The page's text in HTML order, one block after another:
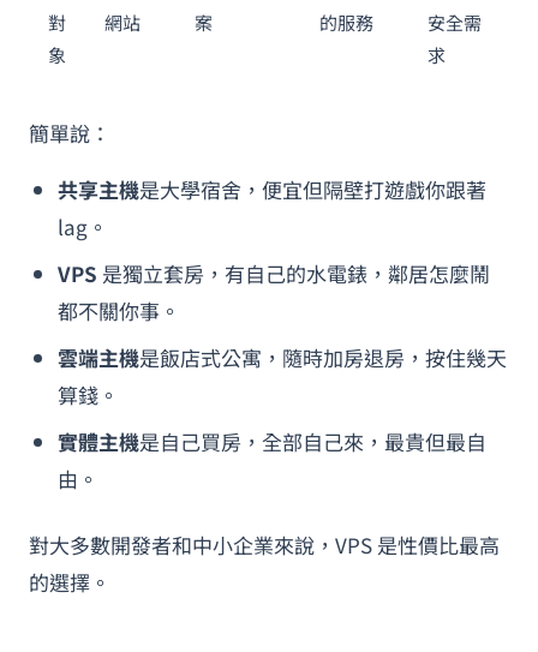
對
象
網站
案
的服務
安全需
求
簡單說：
共享主機是大學宿舍，便宜但隔壁打遊戲你跟著
lag。
VPS 是獨立套房，有自己的水電錶，鄰居怎麼鬧
都不關你事。
雲端主機是飯店式公寓，隨時加房退房，按住幾天
算錢。
實體主機是自己買房，全部自己來，最貴但最自
由。
對大多數開發者和中小企業來說，VPS 是性價比最高
的選擇。